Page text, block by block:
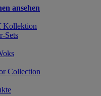
ansehen
Kollektion
Sets
Collection